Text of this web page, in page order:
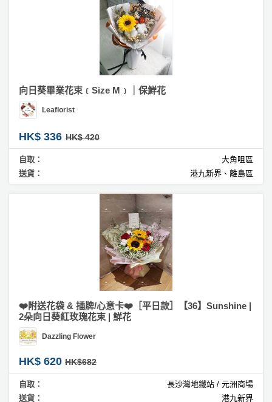
向日葵畢業花束﹝Size M﹞｜保鮮花
Leaflorist
HK$ 336 HK$ 420
自取：
大角咀區
送貨：
港九新界、離島區
❤️附送花袋 & 插牌/心意卡❤️［平日款］【36】Sunshine |
2朵向日葵紅玫瑰花束 | 鮮花
Dazzling Flower
HK$ 620 HK$682
自取：
長沙灣地鐵站 / 元洲商場
送貨：
港九新界